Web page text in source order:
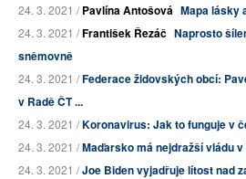
24. 3. 2021 /Pavlína Antošová Mapa lásky
24. 3. 2021 /František Řezáč Naprosto
sněmovně
24. 3. 2021 /Federace židovských obcí:
v Radě ČT ...
24. 3. 2021 /Koronavirus: Jak to funguje v
24. 3. 2021 /Maďarsko má nejdražší vládu
24. 3. 2021 /Joe Biden vyjadřuje lítost nad